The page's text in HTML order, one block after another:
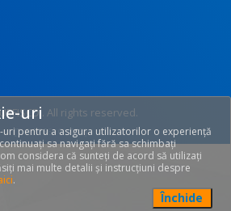
All rights reserved.
[T: 0.3766, O: 133]
uri
pentru a asigura utilizatorilor o experiență
sa navigați fără sa schimbați
considera că sunteți de acord să utilizați
mai multe detalii și instrucțiuni despre
.